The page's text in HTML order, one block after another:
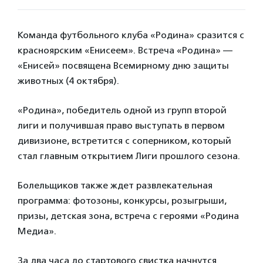
Команда футбольного клуба «Родина» сразится с
красноярским «Енисеем». Встреча «Родина» —
«Енисей» посвящена Всемирному дню защиты
животных (4 октября).
«Родина», победитель одной из групп второй
лиги и получившая право выступать в первом
дивизионе, встретится с соперником, который
стал главным открытием Лиги прошлого сезона.
Болельщиков также ждет развлекательная
программа: фотозоны, конкурсы, розыгрыши,
призы, детская зона, встреча с героями «Родина
Медиа».
За два часа до стартового свистка начнутся